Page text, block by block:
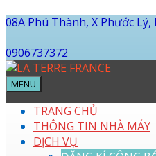
08A Phú Thành, X Phước Lý,
0906737372
MENU
TRANG CHỦ
THÔNG TIN NHÀ MÁY
DỊCH VỤ